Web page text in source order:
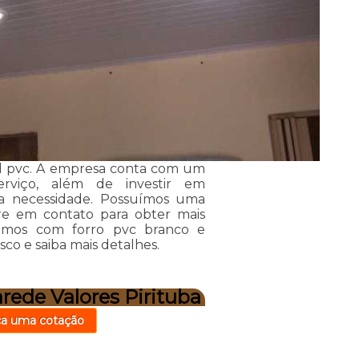
A empresa conta com um
além de investir em
Possuímos uma
em contato para obter mais
com forro pvc branco e
e saiba mais detalhes.
Valores Pirituba
uma cotação